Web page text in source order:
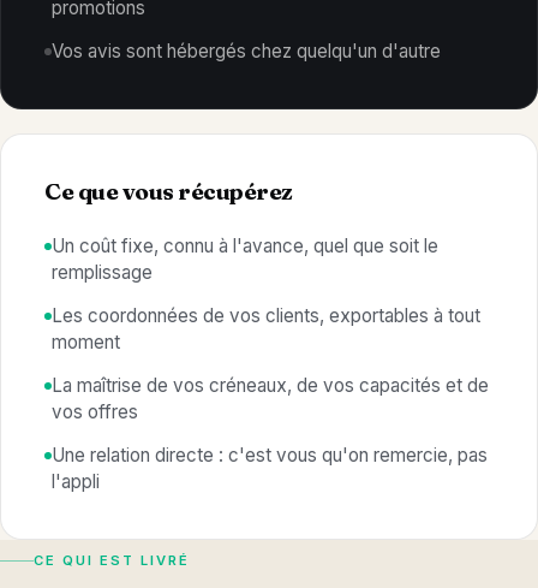
promotions
Vos avis sont hébergés chez quelqu'un d'autre
Ce que vous récupérez
Un coût fixe, connu à l'avance, quel que soit le
remplissage
Les coordonnées de vos clients, exportables à tout
moment
La maîtrise de vos créneaux, de vos capacités et de
vos offres
Une relation directe : c'est vous qu'on remercie, pas
l'appli
CE QUI EST LIVRÉ